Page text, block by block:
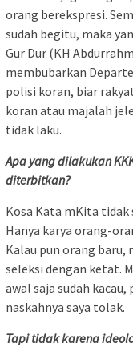
orang berekspresi.
sudah begitu, maka
Gur Dur (KH
membubarkan
polisi koran, biar
koran atau majalah
tidak laku.
Apa yang dilakukan
diterbitkan?
Kosa Kata mKita
Hanya karya orang-
Kalau pun orang baru,
seleksi dengan ketat.
awal saja sudah
naskahnya saya tolak.
Tapi tidak karena